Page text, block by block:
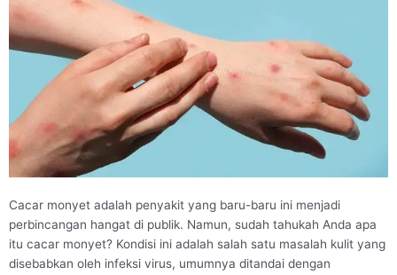
Cacar monyet adalah penyakit yang baru-baru ini menjadi
perbincangan hangat di publik. Namun, sudah tahukah Anda apa
itu cacar monyet? Kondisi ini adalah salah satu masalah kulit yang
disebabkan oleh infeksi virus, umumnya ditandai dengan